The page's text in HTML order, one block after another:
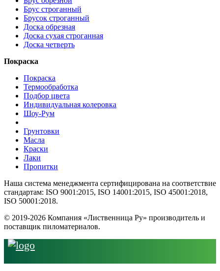
Брус строганный
Брусок строганный
Доска обрезная
Доска сухая строганная
Доска четверть
Покраска
Покраска
Термообработка
Подбор цвета
Индивидуальная колеровка
Шоу-Рум
Грунтовки
Масла
Краски
Лаки
Пропитки
Наша система менеджмента сертифицирована на соответствие
стандартам: ISO 9001:2015, ISO 14001:2015, ISO 45001:2018,
ISO 50001:2018.
© 2019-2026 Компания «Лиственница Ру» производитель и
поставщик пиломатериалов.